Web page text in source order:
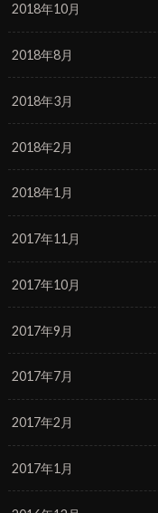
2018年10月
2018年8月
2018年3月
2018年2月
2018年1月
2017年11月
2017年10月
2017年9月
2017年7月
2017年2月
2017年1月